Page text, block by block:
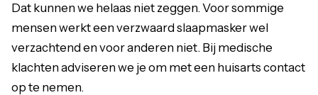
Dat kunnen we helaas niet zeggen. Voor sommige
mensen werkt een verzwaard slaapmasker wel
verzachtend en voor anderen niet. Bij medische
klachten adviseren we je om met een huisarts contact
op te nemen.